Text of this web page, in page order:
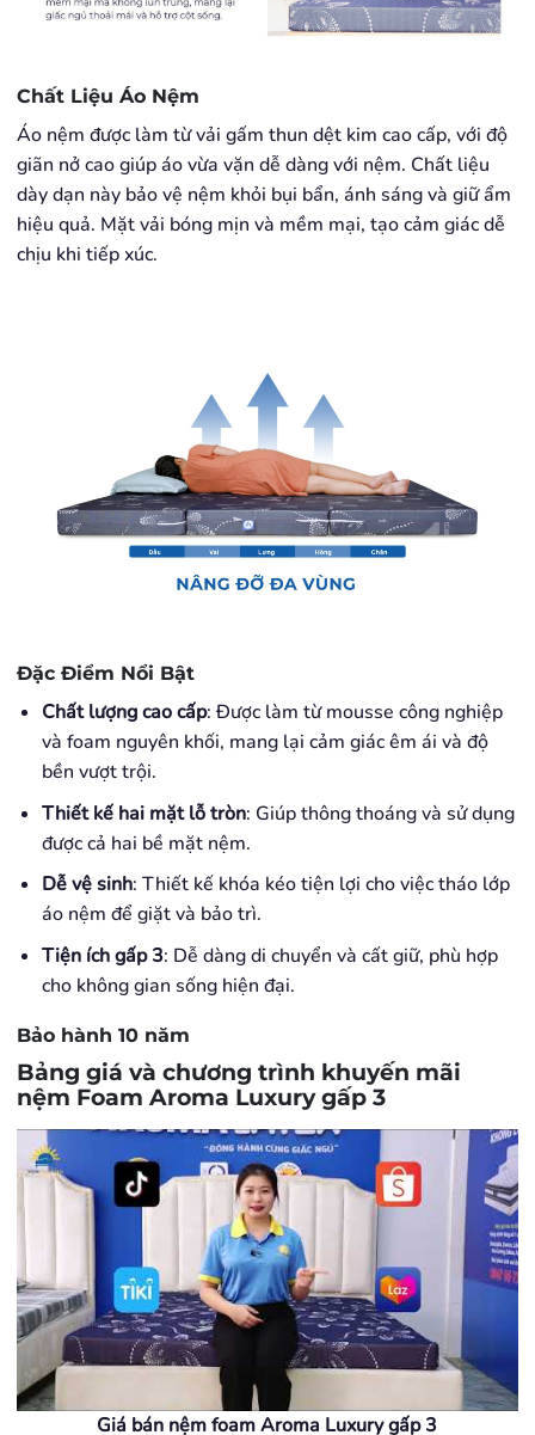
Chất Liệu Áo Nệm
Áo nệm được làm từ vải gấm thun dệt kim cao cấp, với độ
giãn nở cao giúp áo vừa vặn dễ dàng với nệm. Chất liệu
dày dạn này bảo vệ nệm khỏi bụi bẩn, ánh sáng và giữ ẩm
hiệu quả. Mặt vải bóng mịn và mềm mại, tạo cảm giác dễ
chịu khi tiếp xúc.
Đặc Điểm Nổi Bật
Chất lượng cao cấp: Được làm từ mousse công nghiệp
và foam nguyên khối, mang lại cảm giác êm ái và độ
bền vượt trội.
Thiết kế hai mặt lỗ tròn: Giúp thông thoáng và sử dụng
được cả hai bề mặt nệm.
Dễ vệ sinh: Thiết kế khóa kéo tiện lợi cho việc tháo lớp
áo nệm để giặt và bảo trì.
Tiện ích gấp 3: Dễ dàng di chuyển và cất giữ, phù hợp
cho không gian sống hiện đại.
Bảo hành 10 năm
Bảng giá và chương trình khuyến mãi
nệm Foam Aroma Luxury gấp 3
Giá bán nệm foam Aroma Luxury gấp 3